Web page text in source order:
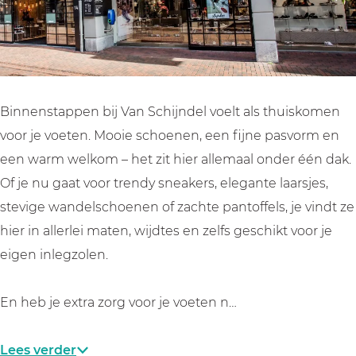
S
c
h
o
e
l
S
c
e
e
l
S
c
o
Binnenstappen bij Van Schijndel voelt als thuiskomen
voor je voeten. Mooie schoenen, een fijne pasvorm en
een warm welkom – het zit hier allemaal onder één dak.
Of je nu gaat voor trendy sneakers, elegante laarsjes,
stevige wandelschoenen of zachte pantoffels, je vindt ze
hier in allerlei maten, wijdtes en zelfs geschikt voor je
eigen inlegzolen.
En heb je extra zorg voor je voeten n…
Lees verder